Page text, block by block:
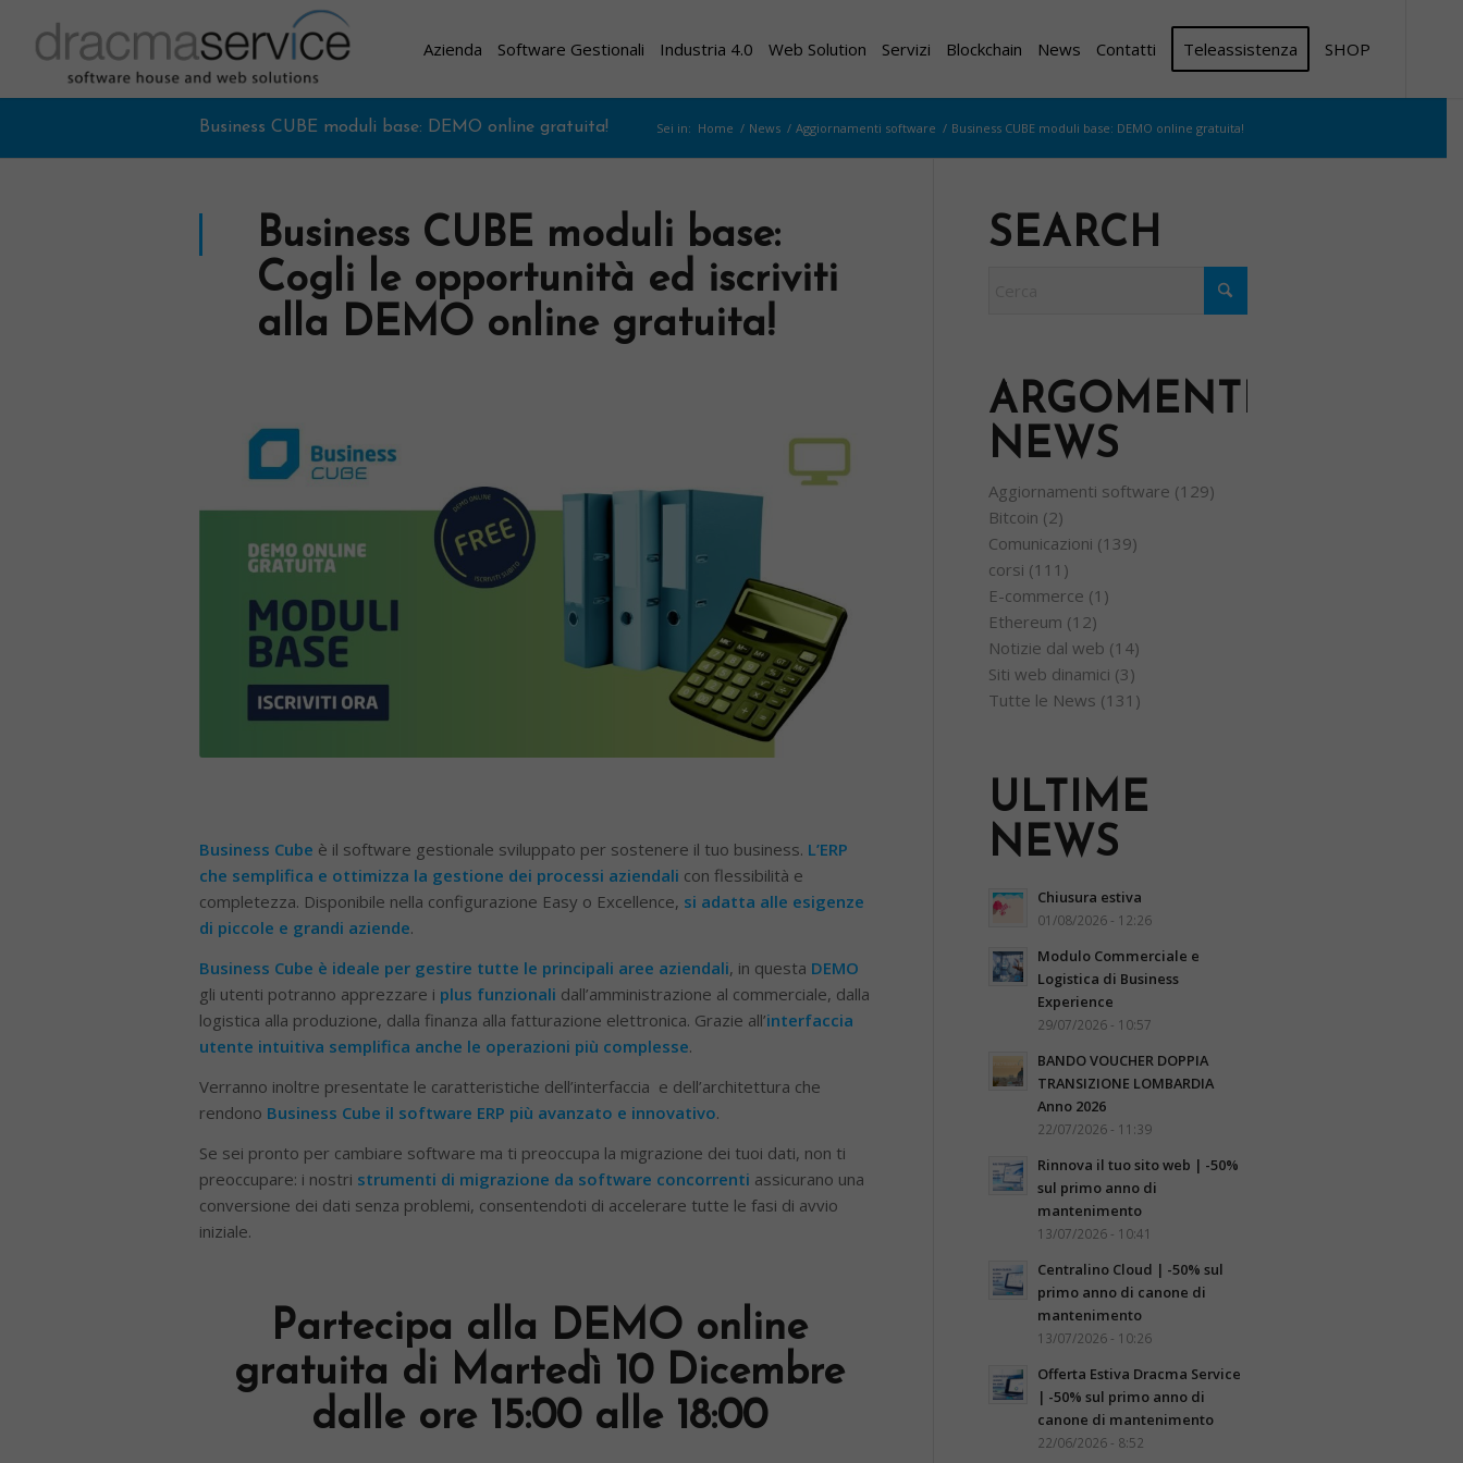
Azienda Software Gestionali Industria 4.0 Web Solution Servizi Blockchain News Contatti Teleassistenza SHOP
Business CUBE moduli base: DEMO online gratuita! Sei in: Home / News / Aggiornamenti software / Business CUBE moduli base: DEMO online gratuita!
Business CUBE moduli base:
Cogli le opportunità ed iscriviti
alla DEMO online gratuita!
Business Cube è il software gestionale sviluppato per sostenere il tuo business. L’ERP
che semplifica e ottimizza la gestione dei processi aziendali con flessibilità e
completezza. Disponibile nella configurazione Easy o Excellence, si adatta alle esigenze
di piccole e grandi aziende.
Business Cube è ideale per gestire tutte le principali aree aziendali, in questa DEMO
gli utenti potranno apprezzare i plus funzionali dall’amministrazione al commerciale, dalla
logistica alla produzione, dalla finanza alla fatturazione elettronica. Grazie all’interfaccia
utente intuitiva semplifica anche le operazioni più complesse.
Verranno inoltre presentate le caratteristiche dell’interfaccia e dell’architettura che
rendono Business Cube il software ERP più avanzato e innovativo.
Se sei pronto per cambiare software ma ti preoccupa la migrazione dei tuoi dati, non ti
preoccupare: i nostri strumenti di migrazione da software concorrenti assicurano una
conversione dei dati senza problemi, consentendoti di accelerare tutte le fasi di avvio
iniziale.
Partecipa alla DEMO online
gratuita di Martedì 10 Dicembre
dalle ore 15:00 alle 18:00
SEARCH
ARGOMENTI
NEWS
Aggiornamenti software (129)
Bitcoin (2)
Comunicazioni (139)
corsi (111)
E-commerce (1)
Ethereum (12)
Notizie dal web (14)
Siti web dinamici (3)
Tutte le News (131)
ULTIME
NEWS
Chiusura estiva
01/08/2026 - 12:26
Modulo Commerciale e
Logistica di Business
Experience
29/07/2026 - 10:57
BANDO VOUCHER DOPPIA
TRANSIZIONE LOMBARDIA
Anno 2026
22/07/2026 - 11:39
Rinnova il tuo sito web | -50%
sul primo anno di
mantenimento
13/07/2026 - 10:41
Centralino Cloud | -50% sul
primo anno di canone di
mantenimento
13/07/2026 - 10:26
Offerta Estiva Dracma Service
| -50% sul primo anno di
canone di mantenimento
22/06/2026 - 8:52